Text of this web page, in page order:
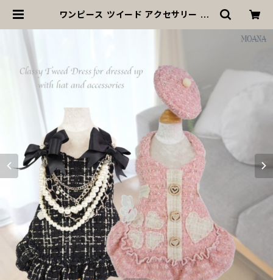
ワンピース ツイード アクセサリー P5
小型犬 おしゃれ かわいい 可愛い do
g 返品交換不可 | MOANA